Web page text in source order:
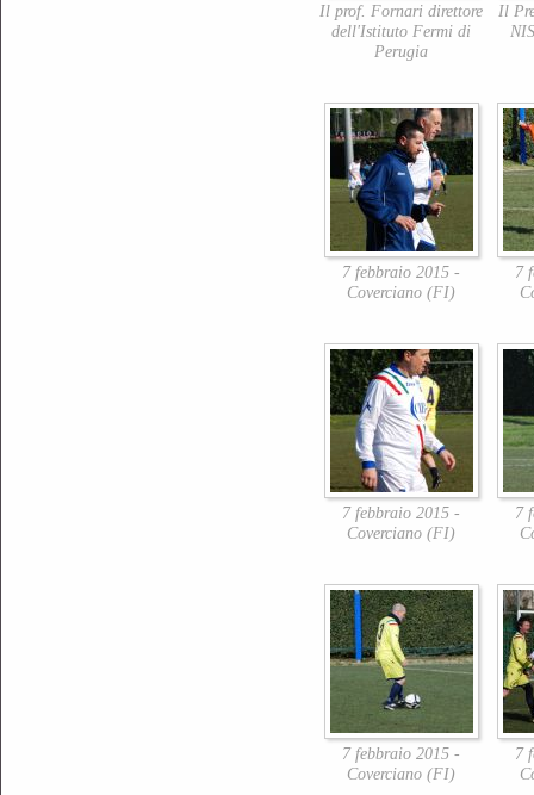
Il prof. Fornari direttore
dell'Istituto Fermi di
Perugia
Il
7 febbraio 2015 -
Coverciano (FI)
7
7 febbraio 2015 -
Coverciano (FI)
7
7 febbraio 2015 -
Coverciano (FI)
7